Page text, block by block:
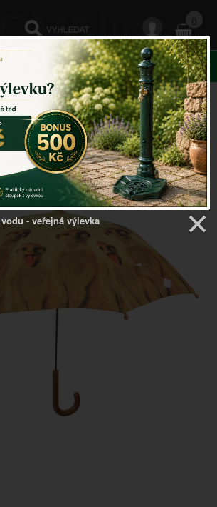
0
KATEGORIE
->Deštníky->Deštník pro děti
- veřejná výlevka